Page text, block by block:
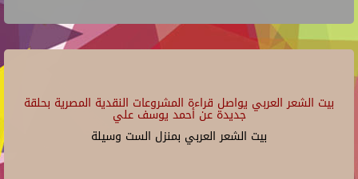
بيت الشعر العربي يواصل قراءة المشروعات النقدية المصرية بحلقة
جديدة عن أحمد يوسف علي
بيت الشعر العربي بمنزل الست وسيلة